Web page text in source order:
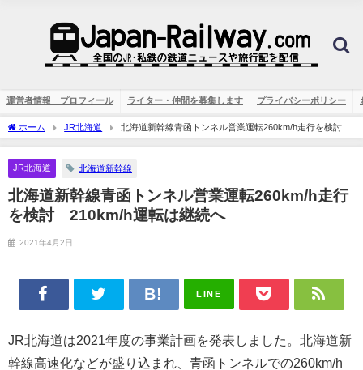
運営者情報 プロフィール ライター・仲間を募集します プライバシーポリシー
ホーム JR北海道
北海道新幹線青函トンネル営業運転260km/h走行を検討
210km/h運転は継続へ
JR北海道 北海道新幹線
北海道新幹線青函トンネル営業運転260km/h走行
を検討 210km/h運転は継続へ
2021年4月2日
LINE
JR北海道は2021年度の事業計画を発表しました。北海道新
幹線高速化などが盛り込まれ、青函トンネルでの260km/h